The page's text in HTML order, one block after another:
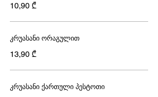
10,90 ₾
კრუასანი ორაგულით
13,90 ₾
კრუასანი ქართული პესტოთი